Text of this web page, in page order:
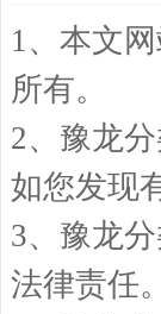
1、本文
所有。
2、豫龙
如您发现
3、豫龙
法律责任。